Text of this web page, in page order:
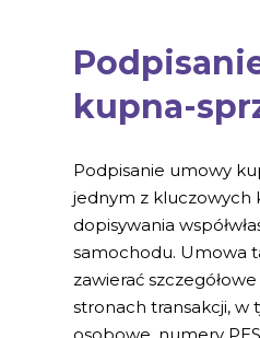
kupna-
Podpisanie umowy
jednym z kluczowych
dopisywania
samochodu. Umowa
zawierać
stronach transakcji, w